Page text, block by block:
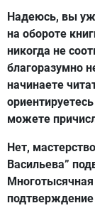
Надеюсь, вы
на обороте
никогда не
благоразумно
начинаете
можете
Нет,
Васильева”
подтверждение